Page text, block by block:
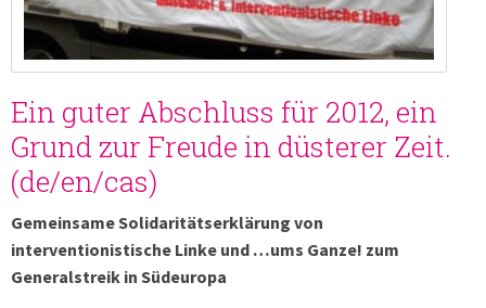
Ein guter Abschluss für 2012, ein
Grund zur Freude in düsterer Zeit.
(de/en/cas)
Gemeinsame Solidaritätserklärung von
interventionistische Linke und …ums Ganze! zum
Generalstreik in Südeuropa